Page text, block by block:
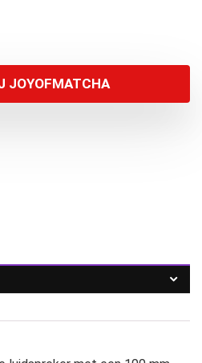
JOYOFMATCHA